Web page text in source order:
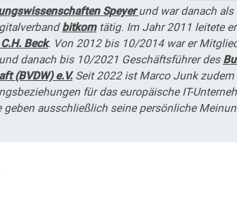
Speyerund war danach
bitkomtätig. Im Jahr 2011 leitete
Beck. Von 2012 bis 10/2014 war er
danach bis 10/2021 Geschäftsführer des
(BVDW) e.V.Seit 2022 ist Marco Junk zudem
für das europäische IT-
geben ausschließlich seine persönliche